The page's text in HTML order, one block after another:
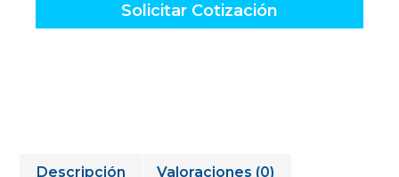
Solicitar Cotización
Descripción Valoraciones (0)